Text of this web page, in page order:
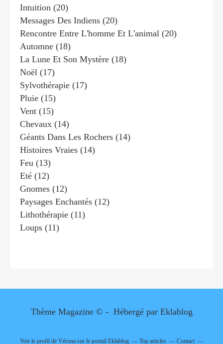
Intuition (20)
Messages Des Indiens (20)
Rencontre Entre L'homme Et L'animal (20)
Automne (18)
La Lune Et Son Mystère (18)
Noël (17)
Sylvothérapie (17)
Pluie (15)
Vent (15)
Chevaux (14)
Géants Dans Les Rochers (14)
Histoires Vraies (14)
Feu (13)
Eté (12)
Gnomes (12)
Paysages Enchantés (12)
Lithothérapie (11)
Loups (11)
Thème Magazine © - Hébergé par Eklablog
Voir le profil de Véronasur le portail Eklablog Top articles Contact